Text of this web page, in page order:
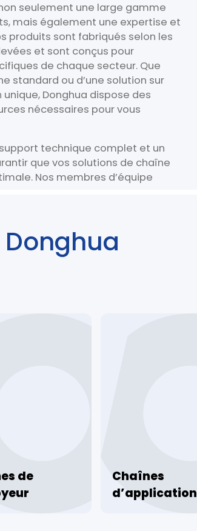
seulement une large gamme
mais également une expertise et
produits sont fabriqués selon les
et sont conçus pour
de chaque secteur. Que
standard ou d’une solution sur
Donghua dispose des
nécessaires pour vous
technique complet et un
que vos solutions de chaîne
Nos membres d’équipe
Donghua
de
Chaînes
d’application